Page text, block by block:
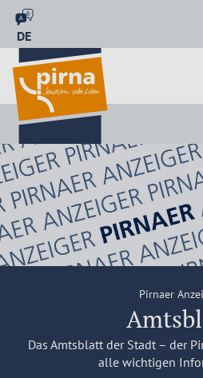
DE
Pirnaer
Das Amtsblatt der Stadt – der
alle wichtigen